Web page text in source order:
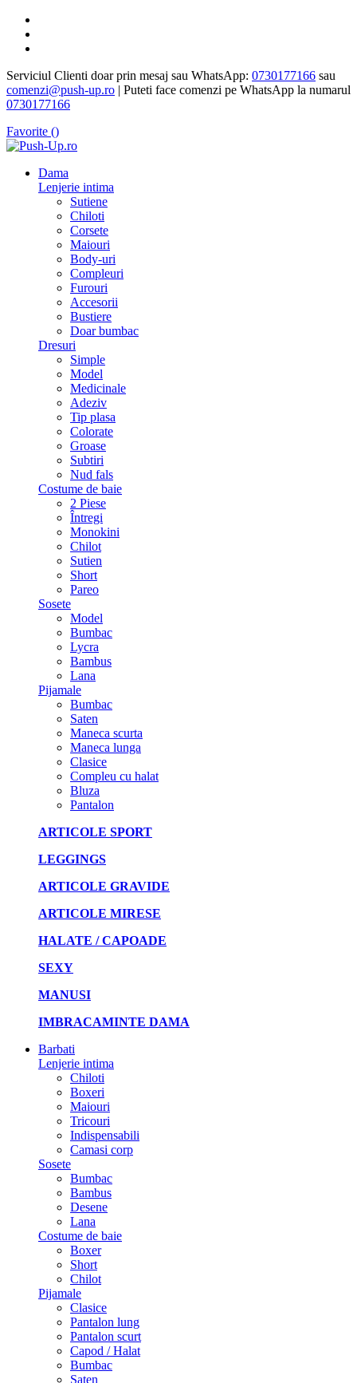
Serviciul Clienti doar prin mesaj sau WhatsApp: 0730177166 sau
comenzi@push-up.ro | Puteti face comenzi pe WhatsApp la numarul
0730177166
Favorite ()
Dama
Lenjerie intima
Sutiene
Chiloti
Corsete
Maiouri
Body-uri
Compleuri
Furouri
Accesorii
Bustiere
Doar bumbac
Dresuri
Simple
Model
Medicinale
Adeziv
Tip plasa
Colorate
Groase
Subtiri
Nud fals
Costume de baie
2 Piese
Întregi
Monokini
Chilot
Sutien
Short
Pareo
Sosete
Model
Bumbac
Lycra
Bambus
Lana
Pijamale
Bumbac
Saten
Maneca scurta
Maneca lunga
Clasice
Compleu cu halat
Bluza
Pantalon
ARTICOLE SPORT
LEGGINGS
ARTICOLE GRAVIDE
ARTICOLE MIRESE
HALATE / CAPOADE
SEXY
MANUSI
IMBRACAMINTE DAMA
Barbati
Lenjerie intima
Chiloti
Boxeri
Maiouri
Tricouri
Indispensabili
Camasi corp
Sosete
Bumbac
Bambus
Desene
Lana
Costume de baie
Boxer
Short
Chilot
Pijamale
Clasice
Pantalon lung
Pantalon scurt
Capod / Halat
Bumbac
Saten